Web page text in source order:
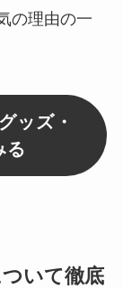
の理由の一
ッズ・
る
いて徹底